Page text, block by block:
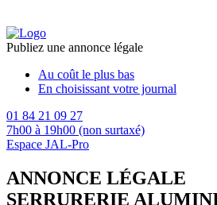
Publiez une annonce légale
Au coût le plus bas
En choisissant votre journal
01 84 21 09 27
7h00 à 19h00 (non surtaxé)
Espace JAL-Pro
ANNONCE LÉGALE
SERRURERIE